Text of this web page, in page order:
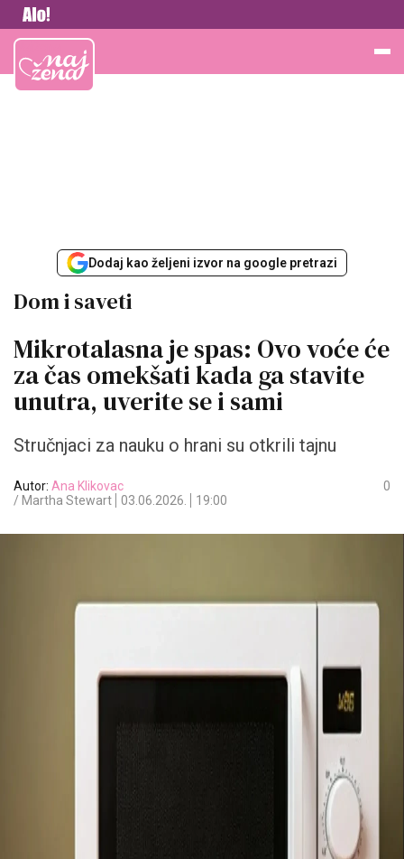
Vesti
Najžena
Dodaj kao željeni izvor na google pretrazi
Dom i saveti
Mikrotalasna je spas: Ovo voće će
za čas omekšati kada ga stavite
unutra, uverite se i sami
Stručnjaci za nauku o hrani su otkrili tajnu
Autor: Ana Klikovac
/ Martha Stewart
03.06.2026. 19:00
0